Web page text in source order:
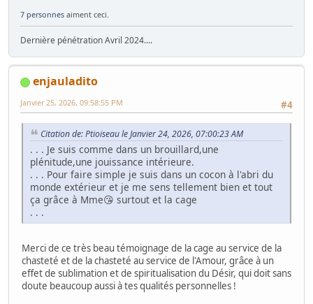
7 personnes aiment ceci.
Dernière pénétration Avril 2024....
enjauladito
#4
Janvier 25, 2026, 09:58:55 PM
Citation de: Ptioiseau le Janvier 24, 2026, 07:00:23 AM
. . . Je suis comme dans un brouillard,une
plénitude,une jouissance intérieure.
. . . Pour faire simple je suis dans un cocon à l'abri du
monde extérieur et je me sens tellement bien et tout
ça grâce à Mme😘 surtout et la cage
. . .
Merci de ce très beau témoignage de la cage au service de la
chasteté et de la chasteté au service de l'Amour, grâce à un
effet de sublimation et de spiritualisation du Désir, qui doit sans
doute beaucoup aussi à tes qualités personnelles !